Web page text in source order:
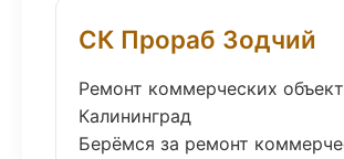
СК Прораб Зодчий
Ремонт коммерческих
Калининград
Берёмся за ремонт